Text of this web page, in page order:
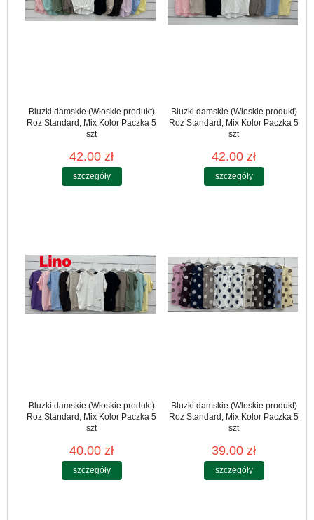
Bluzki damskie (Włoskie produkt)
Roz Standard, Mix Kolor Paczka 5
szt
42.00 zł
szczegóły
Bluzki damskie (Włoskie produkt)
Roz Standard, Mix Kolor Paczka 5
szt
42.00 zł
szczegóły
Bluzki damskie (Włoskie produkt)
Roz Standard, Mix Kolor Paczka 5
szt
40.00 zł
szczegóły
Bluzki damskie (Włoskie produkt)
Roz Standard, Mix Kolor Paczka 5
szt
39.00 zł
szczegóły